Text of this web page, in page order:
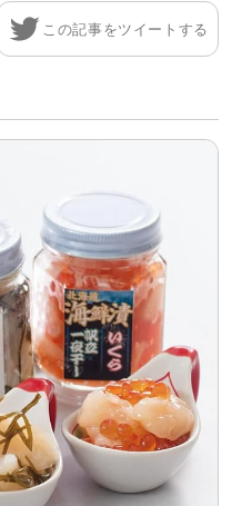
この記事をツイートする